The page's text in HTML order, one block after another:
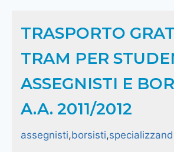
TRASPORTO
TRAM PER
ASSEGNISTI E
A.A. 2011/2012
assegnisti,borsisti,